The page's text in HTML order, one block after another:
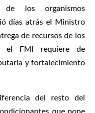
los organismos
días atrás el Ministro
de recursos de los
el FMI requiere de
y fortalecimiento
del resto del